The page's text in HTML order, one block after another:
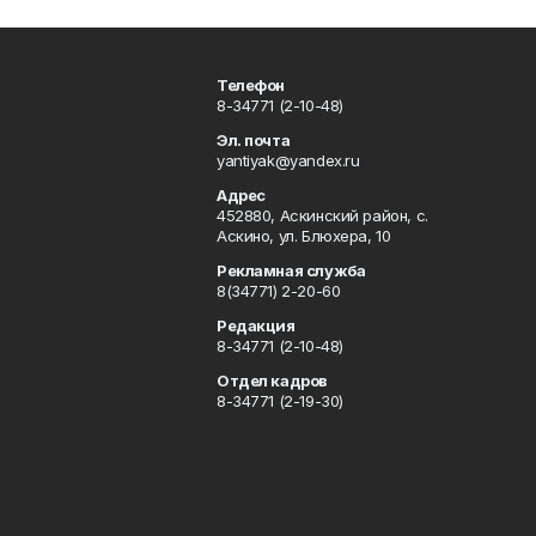
Телефон
8-34771 (2-10-48)
Эл. почта
yantiyak@yandex.ru
Адрес
452880, Аскинский район, с.
Аскино, ул. Блюхера, 10
Рекламная служба
8(34771) 2-20-60
Редакция
8-34771 (2-10-48)
Отдел кадров
8-34771 (2-19-30)